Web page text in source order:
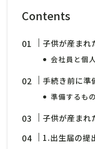
Contents
子供が産まれ
会社員と個
手続き前に準
準備するもの
子供が産まれ
1.出生届の提